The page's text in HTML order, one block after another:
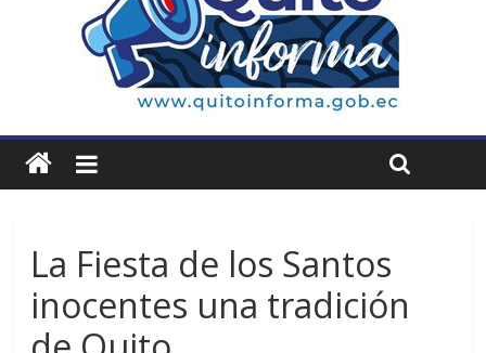
La Fiesta de los Santos
inocentes una tradición